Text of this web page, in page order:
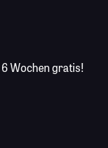
6 Wochen gratis!